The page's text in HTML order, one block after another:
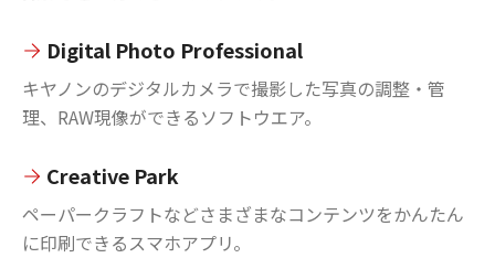
Digital Photo Professional
キヤノンのデジタルカメラで撮影した写真の調整・管
理、RAW現像ができるソフトウエア。
Creative Park
ペーパークラフトなどさまざまなコンテンツをかんたん
に印刷できるスマホアプリ。